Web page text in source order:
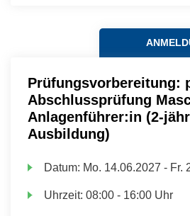
Prüfungsvorbereitung:
Abschlussprüfung
Anlagenführer:in (2-
Ausbildung)
Datum: Mo. 14.06.2027 - Fr.
Uhrzeit:08:00 - 16:00 Uhr